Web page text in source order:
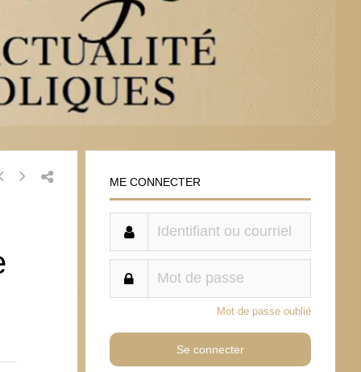
ME CONNECTER
Mot de passe oublié